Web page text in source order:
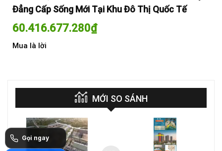
Gọi ngay
Đẳng Cấp Sống Mới Tại Khu Đô Thị Quốc Tế
60.416.677.280₫
Mua là lời
MỚI SO SÁNH